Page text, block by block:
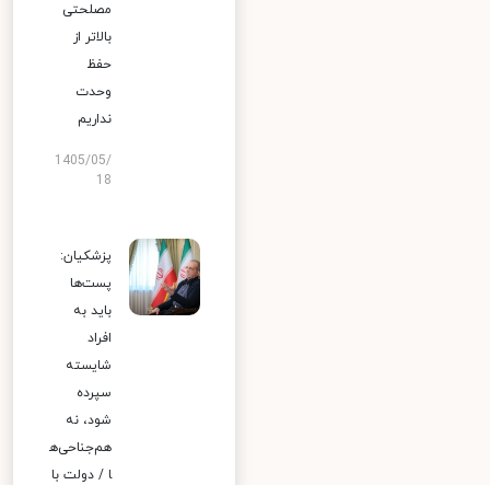
مصلحتی
بالاتر از
حفظ
وحدت
نداریم
1405/05/
18
پزشکیان:
پست‌ها
باید به
افراد
شایسته
سپرده
شود، نه
هم‌جناحی‌ه
ا / دولت با